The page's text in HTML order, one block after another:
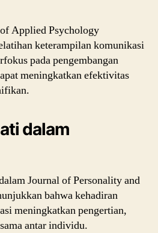
Applied Psychology
keterampilan komunikasi
pada pengembangan
meningkatkan efektivitas
dalam
Journal of Personality and
bahwa kehadiran
meningkatkan pengertian,
antar individu.